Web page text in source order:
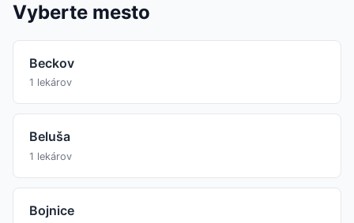
Vyberte mesto
Beckov
1 lekárov
Beluša
1 lekárov
Bojnice